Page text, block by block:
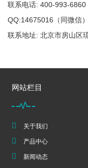
联系电话: 400-993-6860
QQ:14675016（同微信）
联系地址: 北京市房山区
网站栏目
关于我们
产品中心
新闻动态